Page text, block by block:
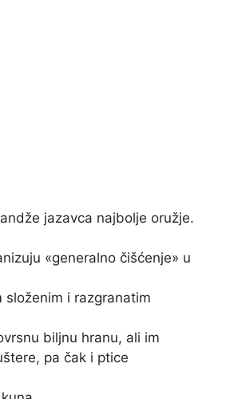
jazavca najbolje oružje.
«generalno čišćenje» u
i razgranatim
biljnu hranu, ali im
pa čak i ptice